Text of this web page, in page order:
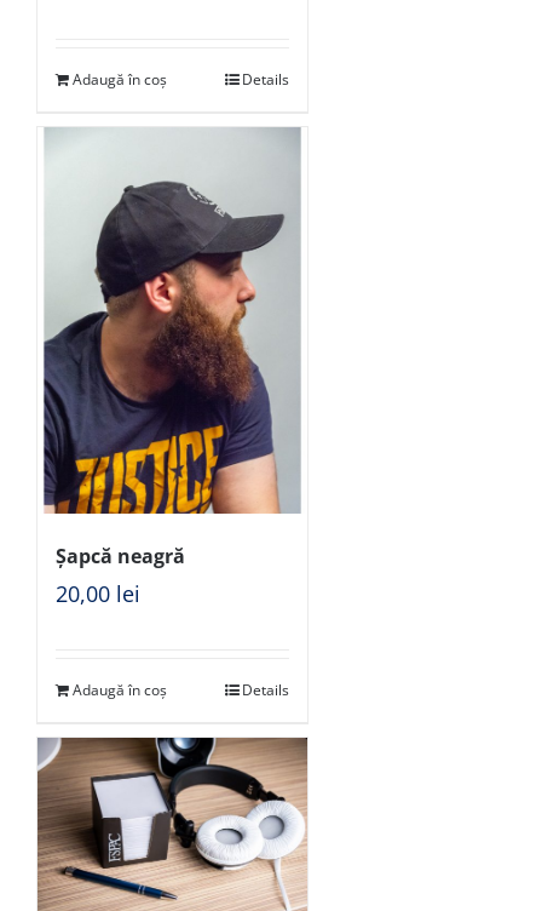
Adaugă în coș Details
Șapcă neagră
20,00 lei
Adaugă în coș Details